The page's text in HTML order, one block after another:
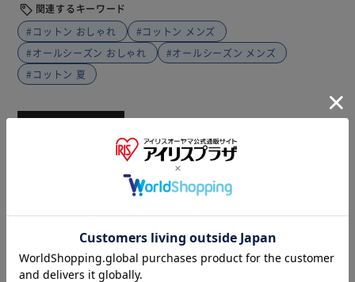
関連するキーワード
#コットン おしゃれ
#コットン メンズ
#オールシーズン おしゃれ
#オールシーズン メンズ
#コットン 夏
【いいとこ取りで快適】 ステテコとトランクスのいいとこ
取り♪ロングトランクス 3柄セットが新発売。 【くつろい
でる時やお風呂上りに】 インナーパンツなしで一枚で穿け
る◎お家でのくつろぎタイムやお風呂上りに最適☆ 【ルー
ムパンツとして穿ける】 ロング丈かつオシャレなチェック
柄で、ステテコのようにルームウェア感覚で穿ける♪ 【オ
ールシーズンで使えるのも◎】 ロング丈なので通年仕様が